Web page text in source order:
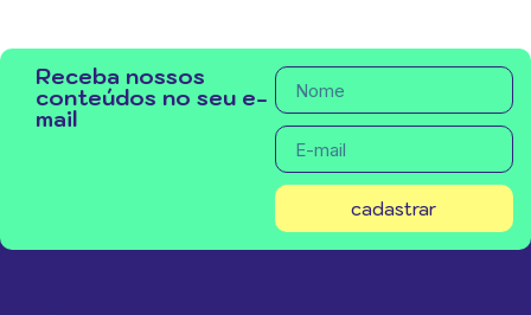
Receba nossos
conteúdos no seu e-
mail
cadastrar